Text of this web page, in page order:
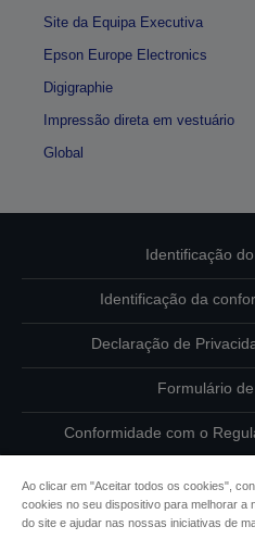
Site da Equipa Executiva
Epson Europe Electronics
Digigraphie
Impressão direta em vestuário
Global
Identificação
Identificação da
Declaração de
Formulário
Conformidade com o
Informações
Ao clicar em "Aceitar todos os cookies",
cookies no seu dispositivo para melhorar a
do site e ajudar nas nossas iniciativas de